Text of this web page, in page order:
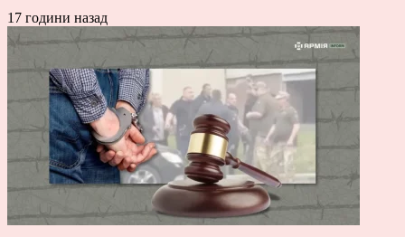
17 години назад